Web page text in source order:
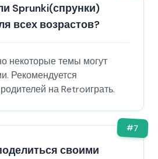
Sprunki(спрунки)
всех возрастов?
некоторые темы могут
Рекомендуется
на Retroиграть.
#7
своими